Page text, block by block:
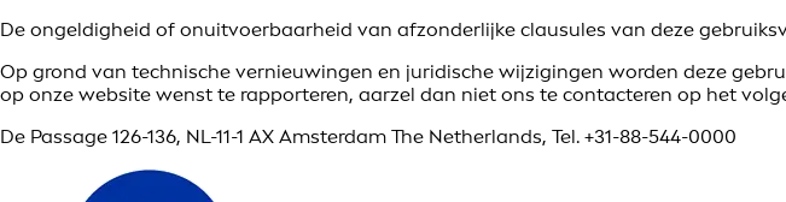
De ongeldigheid of onuitvoerbaarheid van afzonderlijke clausules van deze
Op grond van technische vernieuwingen en juridische wijzigingen worden deze
op onze website wenst te rapporteren, aarzel dan niet ons te contacteren op het
De Passage 126-136, NL-11-1 AX Amsterdam The Netherlands, Tel. +31-88-544-0000